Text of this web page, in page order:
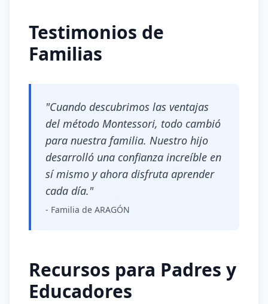
Testimonios de
Familias
"Cuando descubrimos las ventajas
del método Montessori, todo cambió
para nuestra familia. Nuestro hijo
desarrolló una confianza increíble en
sí mismo y ahora disfruta aprender
cada día."
- Familia de ARAGÓN
Recursos para Padres y
Educadores